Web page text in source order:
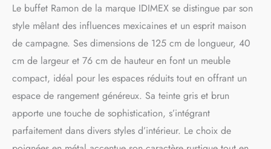
coloris noir à leffet vieilli Les
3 tiroirs et le grand
compartiment derrière les 3
portes battantes, avec une
tablette réglable en hauteur,
offrent chacun suffisamment
despace de rangement pour
toutes vos affaires : de la
vaisselle, des ustensiles de
cuisine ou du petit
Le buffet Ramon de la marque IDIMEX se distingue par son
style mêlant des influences mexicaines et un esprit maison
de campagne. Ses dimensions de 125 cm de longueur, 40
cm de largeur et 76 cm de hauteur en font un meuble
compact, idéal pour les espaces réduits tout en offrant un
espace de rangement généreux. Sa teinte gris et brun
apporte une touche de sophistication, s’intégrant
parfaitement dans divers styles d’intérieur. Le choix de